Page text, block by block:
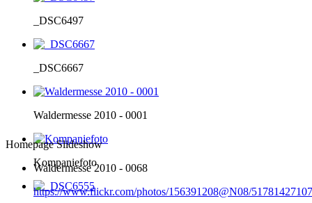
_DSC6497
_DSC6667
Waldermesse 2010 - 0001
Kompaniefoto
Homepage Slideshow
Waldermesse 2010 - 0068
https://www.flickr.com/photos/156391208@N08/